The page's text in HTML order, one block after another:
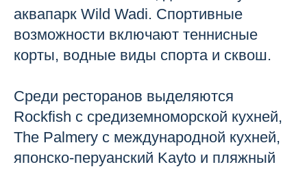
аквапарк Wild Wadi. Спортивные
возможности включают теннисные
корты, водные виды спорта и сквош.
Среди ресторанов выделяются
Rockfish с средиземноморской кухней,
The Palmery с международной кухней,
японско-перуанский Kayto и пляжный